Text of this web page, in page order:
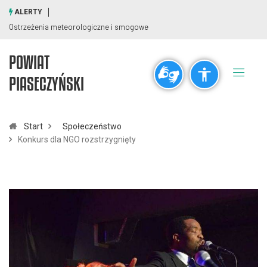
visibility_off title
Rozdzielczość
Czcionki
remove_circle_outline add_circle_outline
ALERTY
Ostrzeżenia meteorologiczne i smogowe
POWIAT
PIASECZYŃSKI
Start
Społeczeństwo
Konkurs dla NGO rozstrzygnięty